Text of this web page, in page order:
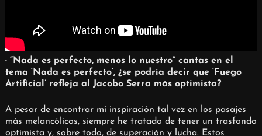
· “Nada es perfecto, menos lo nuestro” cantas en el
tema ‘Nada es perfecto’, ¿se podría decir que ‘Fuego
Artificial’ refleja al Jacobo Serra más optimista?
A pesar de encontrar mi inspiración tal vez en los pasajes
más melancólicos, siempre he tratado de tener un trasfondo
optimista y, sobre todo, de superación y lucha. Estos